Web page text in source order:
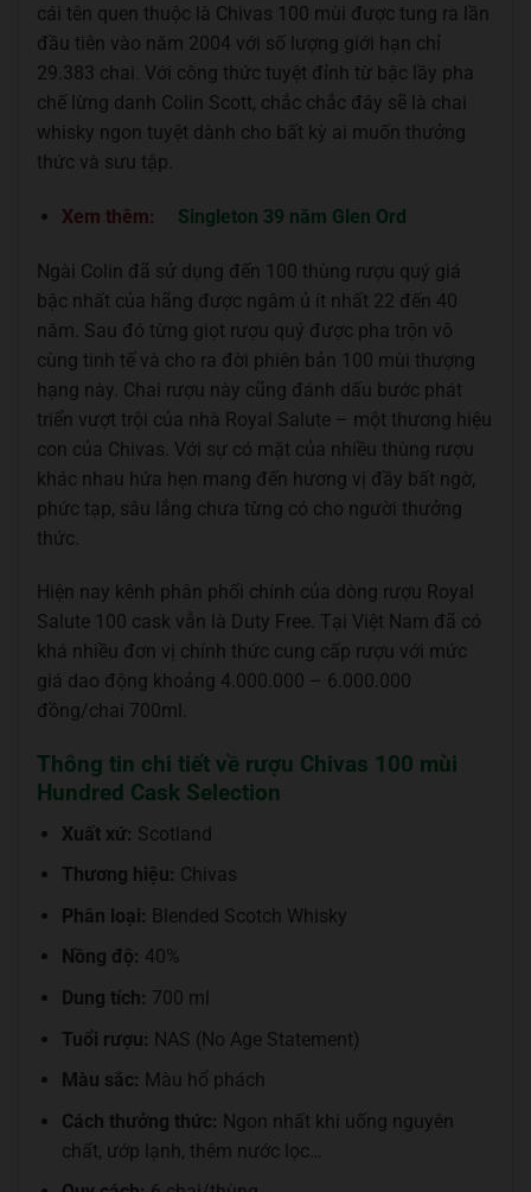
cái tên quen thuộc là Chivas 100 mùi được tung ra lần
đầu tiên vào năm 2004 với số lượng giới hạn chỉ
29.383 chai. Với công thức tuyệt đỉnh từ bậc lầy pha
chế lừng danh Colin Scott, chắc chắc đây sẽ là chai
whisky ngon tuyệt dành cho bất kỳ ai muốn thưởng
thức và sưu tập.
Xem thêm: Singleton 39 năm Glen Ord
Ngài Colin đã sử dụng đến 100 thùng rượu quý giá
bậc nhất của hãng được ngâm ủ ít nhất 22 đến 40
năm. Sau đó từng giọt rượu quý được pha trộn vô
cùng tinh tế và cho ra đời phiên bản 100 mùi thượng
hạng này. Chai rượu này cũng đánh dấu bước phát
triển vượt trội của nhà Royal Salute – một thương hiệu
con của Chivas. Với sự có mặt của nhiều thùng rượu
khác nhau hứa hẹn mang đến hương vị đầy bất ngờ,
phức tạp, sâu lắng chưa từng có cho người thưởng
thức.
Hiện nay kênh phân phối chính của dòng rượu Royal
Salute 100 cask vẫn là Duty Free. Tại Việt Nam đã có
khá nhiều đơn vị chính thức cung cấp rượu với mức
giá dao động khoảng 4.000.000 – 6.000.000
đồng/chai 700ml.
Thông tin chi tiết về rượu Chivas 100 mùi
Hundred Cask Selection
Xuất xứ: Scotland
Thương hiệu: Chivas
Phân loại: Blended Scotch Whisky
Nồng độ: 40%
Dung tích: 700 ml
Tuổi rượu: NAS (No Age Statement)
Màu sắc: Màu hổ phách
Cách thưởng thức: Ngon nhất khi uống nguyên
chất, ướp lạnh, thêm nước lọc…